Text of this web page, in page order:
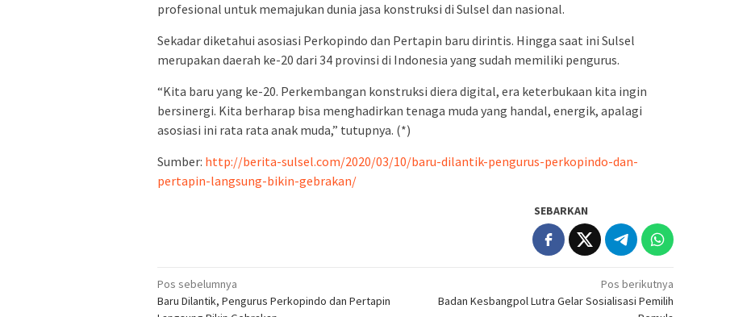
profesional untuk memajukan dunia jasa konstruksi di Sulsel dan nasional.
Sekadar diketahui asosiasi Perkopindo dan Pertapin baru dirintis. Hingga saat ini Sulsel
merupakan daerah ke-20 dari 34 provinsi di Indonesia yang sudah memiliki pengurus.
“Kita baru yang ke-20. Perkembangan konstruksi diera digital, era keterbukaan kita ingin
bersinergi. Kita berharap bisa menghadirkan tenaga muda yang handal, energik, apalagi
asosiasi ini rata rata anak muda,” tutupnya. (*)
Sumber: http://berita-sulsel.com/2020/03/10/baru-dilantik-pengurus-perkopindo-dan-
pertapin-langsung-bikin-gebrakan/
SEBARKAN
Navigasi
pos
Pos sebelumnya
Baru Dilantik, Pengurus Perkopindo dan Pertapin
Pos berikutnya
Badan Kesbangpol Lutra Gelar Sosialisasi Pemilih